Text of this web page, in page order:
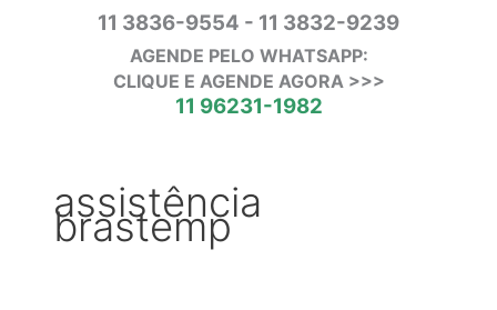
11 3836-9554 - 11 3832-9239
AGENDE PELO WHATSAPP:
CLIQUE E AGENDE AGORA >>>
11 96231-1982
assistência
brastemp